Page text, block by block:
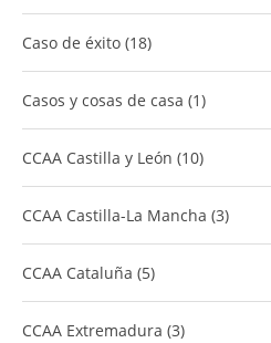
caso de éxito (18)
Casos y cosas de casa (1)
CCAA Castilla y León (10)
CCAA Castilla-La Mancha (3)
CCAA Cataluña (5)
CCAA Extremadura (3)